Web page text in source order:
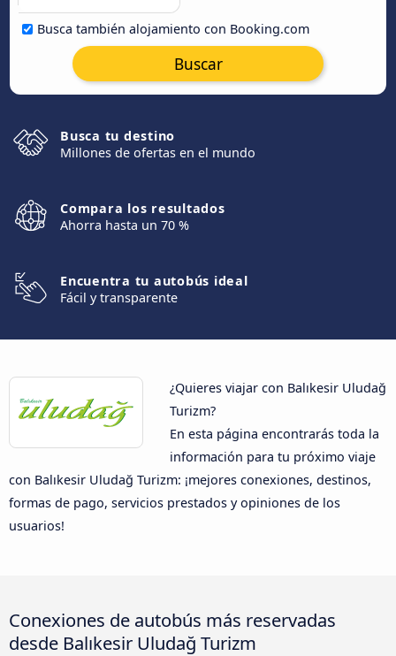
Busca también alojamiento con Booking.com
Buscar
Busca tu destino
Millones de ofertas en el mundo
Compara los resultados
Ahorra hasta un 70 %
Encuentra tu autobús ideal
Fácil y transparente
¿Quieres viajar con Balıkesir Uludağ
Turizm?
En esta página encontrarás toda la
información para tu próximo viaje
con Balıkesir Uludağ Turizm: ¡mejores conexiones, destinos,
formas de pago, servicios prestados y opiniones de los
usuarios!
Conexiones de autobús más reservadas
desde Balıkesir Uludağ Turizm